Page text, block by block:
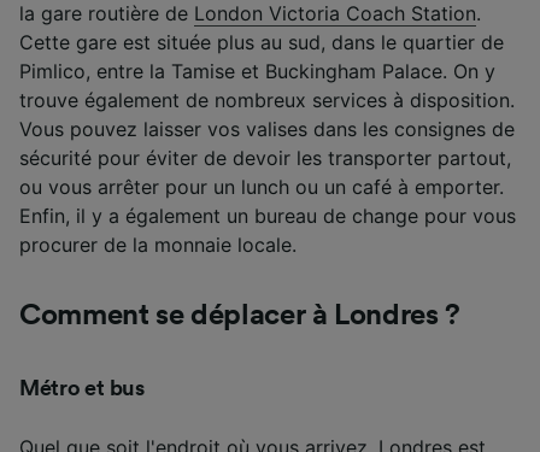
la gare routière de London Victoria Coach Station.
Cette gare est située plus au sud, dans le quartier de
Pimlico, entre la Tamise et Buckingham Palace. On y
trouve également de nombreux services à disposition.
Vous pouvez laisser vos valises dans les consignes de
sécurité pour éviter de devoir les transporter partout,
ou vous arrêter pour un lunch ou un café à emporter.
Enfin, il y a également un bureau de change pour vous
procurer de la monnaie locale.
Comment se déplacer à Londres ?
Métro et bus